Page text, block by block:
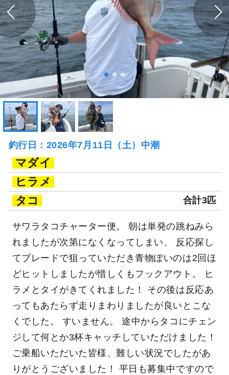
釣行日：2026年7月11日（土）中潮
マダイ
ヒラメ
タコ
合計3匹
サワラタコチャーター便。 朝は単発の跳ねみら
れましたが次第になくなってしまい、 反応探し
てブレードで狙っていただき青物ぽいのは2回ほ
どヒットしましたが惜しくもフックアウト。 ヒ
ラメとタイがきてくれました！ その後は反応あ
ってもあたらず走りまわりましたが良いとこな
くでした。 すいません。 途中からタコにチェン
ジして何とか3杯キャッチしていただけました！
ご乗船いただいた皆様、難しい状況でしたがあ
りがとうございました！ 平日も募集中ですので